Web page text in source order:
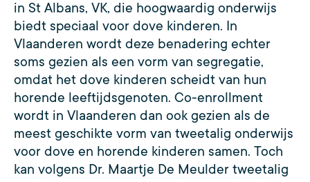
in St Albans, VK, die hoogwaardig onderwijs
biedt speciaal voor dove kinderen. In
Vlaanderen wordt deze benadering echter
soms gezien als een vorm van segregatie,
omdat het dove kinderen scheidt van hun
horende leeftijdsgenoten. Co-enrollment
wordt in Vlaanderen dan ook gezien als de
meest geschikte vorm van tweetalig onderwijs
voor dove en horende kinderen samen. Toch
kan volgens Dr. Maartje De Meulder tweetalig